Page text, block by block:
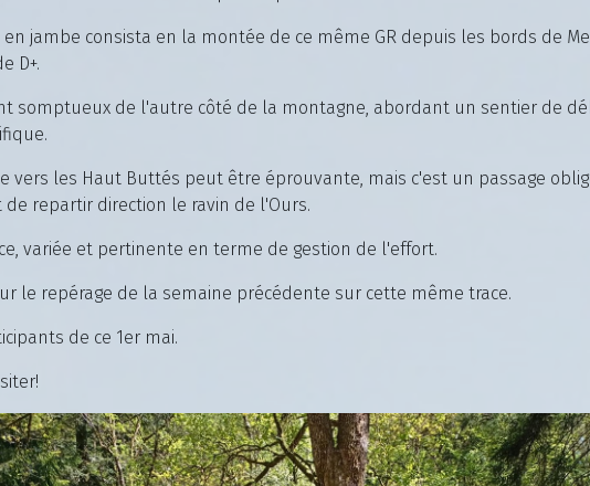
en jambe consista en la montée de ce même GR depuis les bords de
D+.
somptueux de l'autre côté de la montagne, abordant un sentier de
vers les Haut Buttés peut être éprouvante, mais c'est un passage
de repartir direction le ravin de l'Ours.
variée et pertinente en terme de gestion de l'effort.
le repérage de la semaine précédente sur cette même trace.
de ce 1er mai.